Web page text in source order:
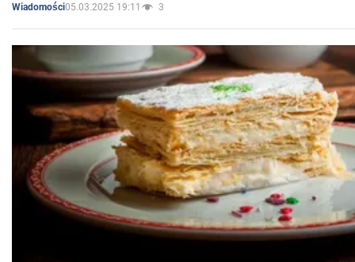
Wiadomości05.03.2025 19:11 3